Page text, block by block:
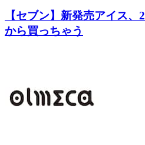
【セブン】新発売アイス
から買っちゃう